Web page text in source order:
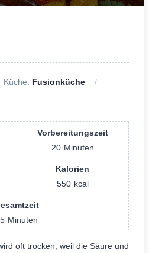
Küche: Fusionküche
Vorbereitungszeit
20 Minuten
Kalorien
550 kcal
Minuten
oft trocken, weil die Säure und